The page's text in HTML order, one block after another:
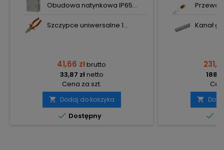
Obudowa natynkowa IP65...
Szczypce uniwersalne 1...
41,66 złbrutto
33,87 złnetto
Cena za szt.
 Dodaj do koszyka
 Dostępny
Przewód
Kanał

